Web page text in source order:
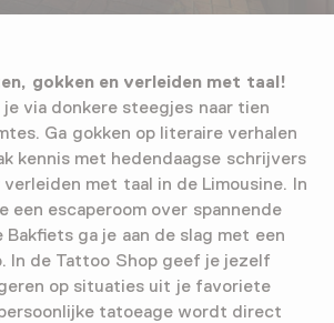
gokken en verleiden met taal!
via donkere steegjes naar tien
Ga gokken op literaire verhalen
kennis met hedendaagse schrijvers
met taal in de Limousine. In
een escaperoom over spannende
Bakfiets ga je aan de slag met een
In de Tattoo Shop geef je jezelf
op situaties uit je favoriete
tatoeage wordt direct